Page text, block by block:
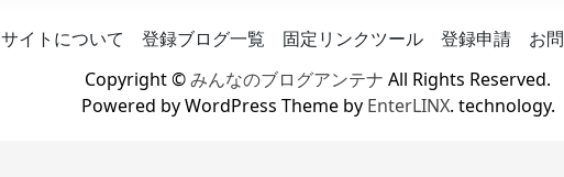
サイトについて 登録ブログ一覧 固定リンクツール 登録申請
お
Copyright ©みんなのブログアンテナ All Rights Reserved.
Powered by WordPress Theme by EnterLINX. technology.